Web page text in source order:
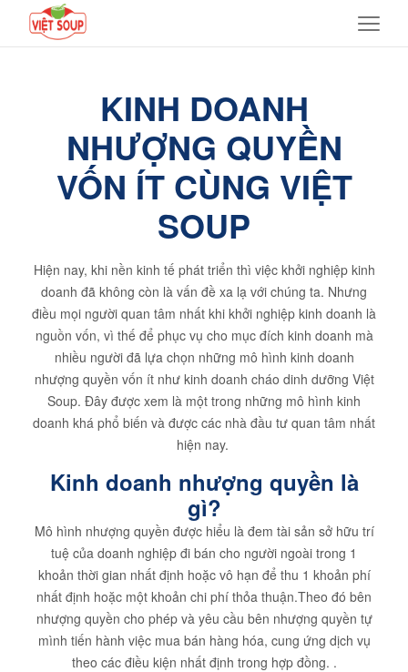
KINH DOANH
NHƯỢNG QUYỀN
VỐN ÍT CÙNG VIỆT
SOUP
Hiện nay, khi nền kinh tế phát triển thì việc khởi nghiệp kinh
doanh đã không còn là vấn đề xa lạ với chúng ta. Nhưng
điều mọi người quan tâm nhất khi khởi nghiệp kinh doanh là
nguồn vốn, vì thế để phục vụ cho mục đích kinh doanh mà
nhiều người đã lựa chọn những mô hình kinh doanh
nhượng quyền vốn ít như kinh doanh cháo dinh dưỡng Việt
Soup. Đây được xem là một trong những mô hình kinh
doanh khá phổ biến và được các nhà đầu tư quan tâm nhất
hiện nay.
Kinh doanh nhượng quyền là
gì?
Mô hình nhượng quyền được hiểu là đem tài sản sở hữu trí
tuệ của doanh nghiệp đi bán cho người ngoài trong 1
khoản thời gian nhất định hoặc vô hạn để thu 1 khoản phí
nhất định hoặc một khoản chi phí thỏa thuận.Theo đó bên
nhượng quyền cho phép và yêu cầu bên nhượng quyền tự
mình tiến hành việc mua bán hàng hóa, cung ứng dịch vụ
theo các điều kiện nhất định trong hợp đồng. .